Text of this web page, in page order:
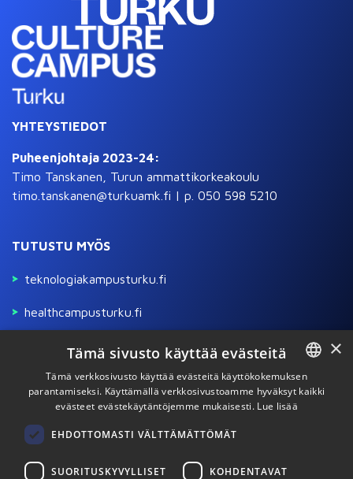
YHTEYSTIEDOT
Puheenjohtaja 2023-24:
Timo Tanskanen, Turun ammattikorkeakoulu
timo.tanskanen@turkuamk.fi | p. 050 598 5210
TUTUSTU MYÖS
teknologiakampusturku.fi
healthcampusturku.fi
Kuvat: Pekko Vasantola / Aboagora
Etsi
ENGLISH
×
Tämä sivusto käyttää evästeitä
Tämä verkkosivusto käyttää evästeitä käyttökokemuksen
parantamiseksi. Käyttämällä verkkosivustoamme hyväksyt kaikki
evästeet evästekäytäntöjemme mukaisesti. Lue lisää
EHDOTTOMASTI VÄLTTÄMÄTTÖMÄT
SUORITUSKYVYLLISET KOHDENTAVAT